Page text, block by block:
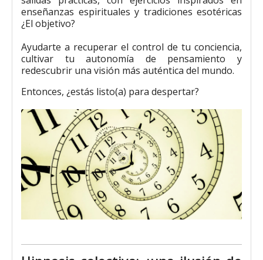
enseñanzas espirituales y tradiciones esotéricas
¿El objetivo?
Ayudarte a recuperar el control de tu conciencia,
cultivar tu autonomía de pensamiento y
redescubrir una visión más auténtica del mundo.
Entonces, ¿estás listo(a) para despertar?